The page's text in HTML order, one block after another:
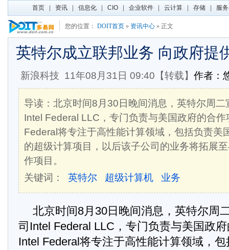
首页 资讯 信息化 CIO 企业软件 云计算 存储 服
您的位置： DOIT首页 » 资讯中心 » 正文
英特尔成立联邦业务 向政府提
新浪科技 11年08月31日 09:40【转载】 作者：
导读：北京时间8月30日晚间消息，英特尔周
Intel Federal LLC，专门负责与美国政府的合
Federal将专注于高性能计算领域，包括负责美
的超级计算项目，以后该子公司的业务将拓展
作项目。
关键词：
英特尔 超级计算机 业务
北京时间8月30日晚间消息，英特尔周
司Intel Federal LLC，专门负责与美国政
Intel Federal将专注于高性能计算领域，